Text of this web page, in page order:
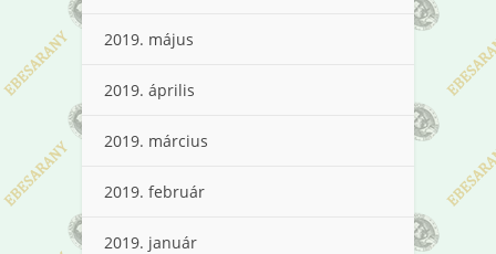
2019. május
2019. április
2019. március
2019. február
2019. január